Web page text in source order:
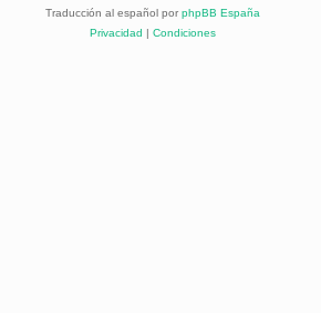
Traducción al español por phpBB España
Privacidad | Condiciones